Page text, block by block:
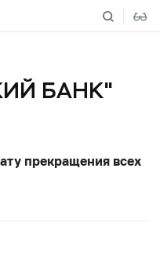
БАНК"
прекращения всех